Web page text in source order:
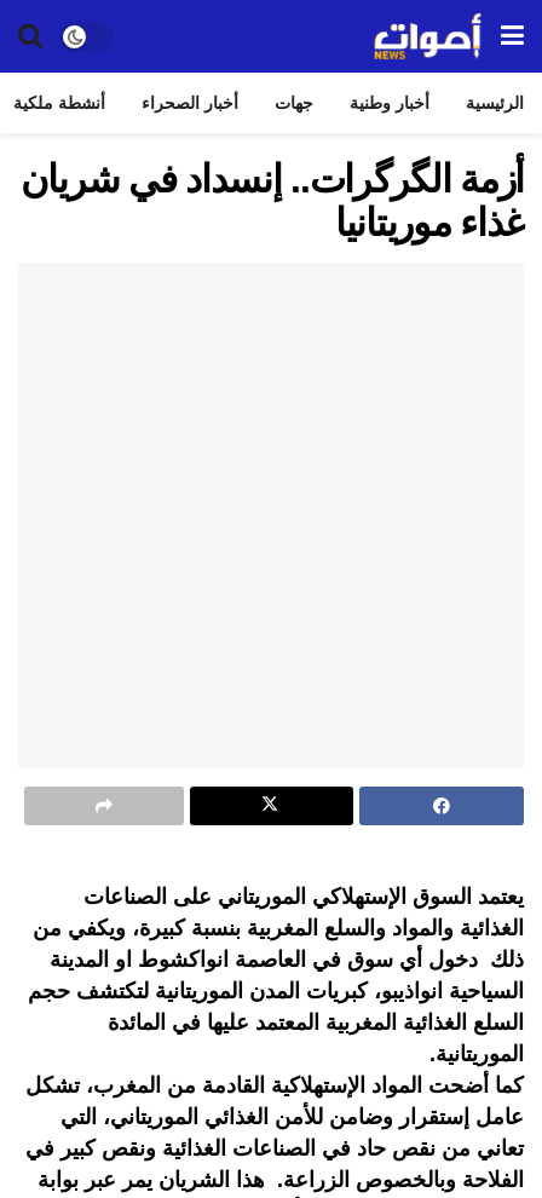
الرئيسية أخبار وطنية جهات أخبار الصحراء أنشطة ملكية
أزمة الگرگرات.. إنسداد في شريان
غذاء موريتانيا
يعتمد السوق الإستهلاكي الموريتاني على الصناعات
الغذائية والمواد والسلع المغربية بنسبة كبيرة، ويكفي من
ذلك دخول أي سوق في العاصمة انواكشوط او المدينة
السياحية انواذيبو، كبريات المدن الموريتانية لتكتشف حجم
السلع الغذائية المغربية المعتمد عليها في المائدة
الموريتانية.
كما أضحت المواد الإستهلاكية القادمة من المغرب، تشكل
عامل إستقرار وضامن للأمن الغذائي الموريتاني، التي
تعاني من نقص حاد في الصناعات الغذائية ونقص كبير في
الفلاحة وبالخصوص الزراعة. هذا الشريان يمر عبر بوابة